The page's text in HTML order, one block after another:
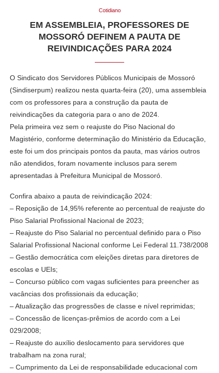
Cotidiano
EM ASSEMBLEIA, PROFESSORES DE
MOSSORÓ DEFINEM A PAUTA DE
REIVINDICAÇÕES PARA 2024
O Sindicato dos Servidores Públicos Municipais de Mossoró
(Sindiserpum) realizou nesta quarta-feira (20), uma assembleia
com os professores para a construção da pauta de
reivindicações da categoria para o ano de 2024.
Pela primeira vez sem o reajuste do Piso Nacional do
Magistério, conforme determinação do Ministério da Educação,
este foi um dos principais pontos da pauta, mas vários outros
não atendidos, foram novamente inclusos para serem
apresentadas à Prefeitura Municipal de Mossoró.
Confira abaixo a pauta de reivindicação 2024:
– Reposição de 14,95% referente ao percentual de reajuste do
Piso Salarial Profissional Nacional de 2023;
– Reajuste do Piso Salarial no percentual definido para o Piso
Salarial Profissional Nacional conforme Lei Federal 11.738/2008
– Gestão democrática com eleições diretas para diretores de
escolas e UEIs;
– Concurso público com vagas suficientes para preencher as
vacâncias dos profissionais da educação;
– Atualização das progressões de classe e nível reprimidas;
– Concessão de licenças-prêmios de acordo com a Lei
029/2008;
– Reajuste do auxílio deslocamento para servidores que
trabalham na zona rural;
– Cumprimento da Lei de responsabilidade educacional com